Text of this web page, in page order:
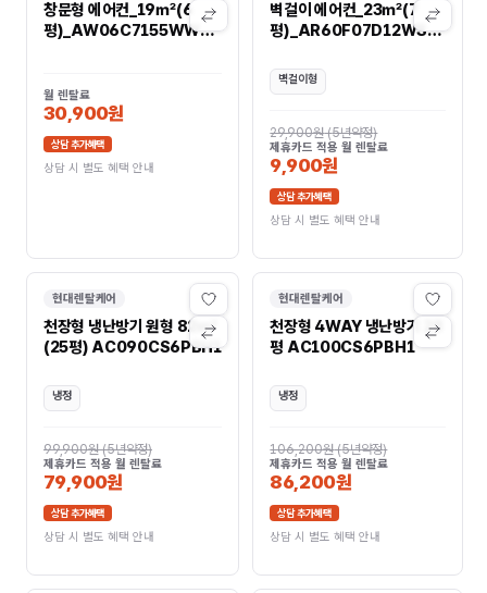
창문형 에어컨_19㎡(6
평)_AW06C7155WWAX
월 렌탈료
30,900원
상담 추가혜택
상담 시 별도 혜택 안내
벽걸이 에어컨_23㎡(7
평)_AR60F07D12WS
벽걸이형
29,900원(5년약정)
제휴카드 적용 월 렌탈료
9,900원
상담 추가혜택
상담 시 별도 혜택 안내
현대렌탈케어
천장형 냉난방기 원형 82㎡
(25평) AC090CS6PBH1
냉정
99,900원(5년약정)
제휴카드 적용 월 렌탈료
79,900원
상담 추가혜택
상담 시 별도 혜택 안내
현대렌탈케어
천장형 4WAY 냉난방기 28
평 AC100CS6PBH1
냉정
106,200원(5년약정)
제휴카드 적용 월 렌탈료
86,200원
상담 추가혜택
상담 시 별도 혜택 안내